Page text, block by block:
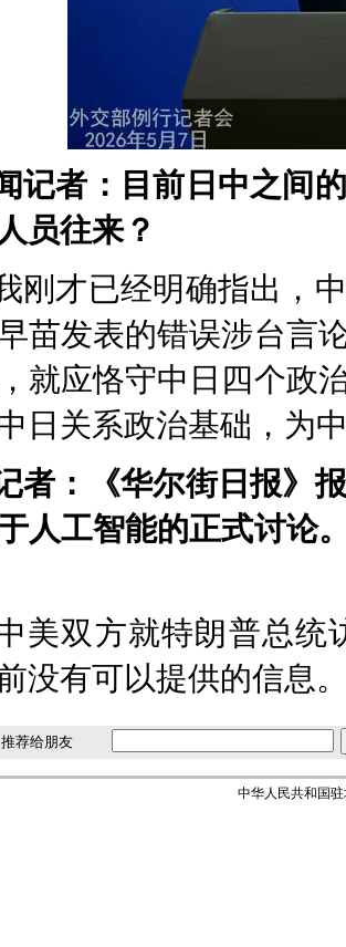
记者：目前日中之间
员往来？
刚才已经明确指出，
苗发表的错误涉台言
就应恪守中日四个政
日关系政治基础，为
者：《华尔街日报》
人工智能的正式讨论
美双方就特朗普总统
没有可以提供的信息
推荐给朋友
中华人民共和国